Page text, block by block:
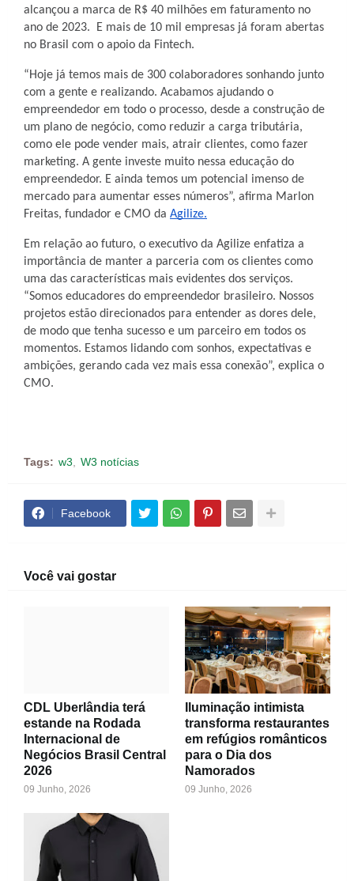
alcançou a marca de R$ 40 milhões em faturamento no
ano de 2023. E mais de 10 mil empresas já foram abertas
no Brasil com o apoio da Fintech.
“Hoje já temos mais de 300 colaboradores sonhando junto
com a gente e realizando. Acabamos ajudando o
empreendedor em todo o processo, desde a construção de
um plano de negócio, como reduzir a carga tributária,
como ele pode vender mais, atrair clientes, como fazer
marketing. A gente investe muito nessa educação do
empreendedor. E ainda temos um potencial imenso de
mercado para aumentar esses números”, afirma Marlon
Freitas, fundador e CMO da Agilize.
Em relação ao futuro, o executivo da Agilize enfatiza a
importância de manter a parceria com os clientes como
uma das características mais evidentes dos serviços.
“Somos educadores do empreendedor brasileiro. Nossos
projetos estão direcionados para entender as dores dele,
de modo que tenha sucesso e um parceiro em todos os
momentos. Estamos lidando com sonhos, expectativas e
ambições, gerando cada vez mais essa conexão”, explica o
CMO.
Tags: w3 W3 notícias
Facebook
Você vai gostar
CDL Uberlândia terá
estande na Rodada
Internacional de
Negócios Brasil Central
2026
09 Junho, 2026
Iluminação intimista
transforma restaurantes
em refúgios românticos
para o Dia dos
Namorados
09 Junho, 2026